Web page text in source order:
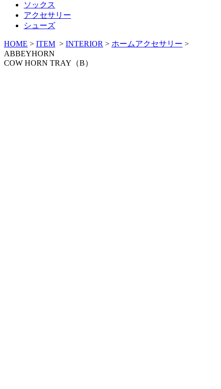
ソックス
アクセサリー
シューズ
HOME > ITEM > INTERIOR > ホームアクセサリー >
ABBEYHORN
COW HORN TRAY（B）